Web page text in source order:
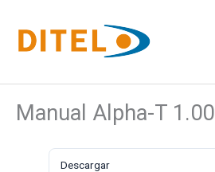
contenido
Manual Alpha-T 1.00
Descargar